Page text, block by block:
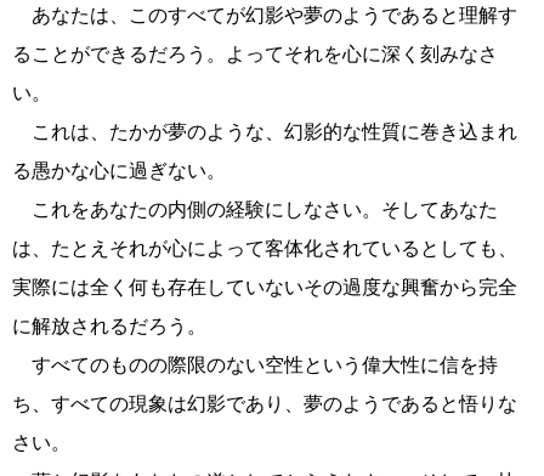
あなたは、このすべてが幻影や夢のようであると理解す
ることができるだろう。よってそれを心に深く刻みなさ
い。
これは、たかが夢のような、幻影的な性質に巻き込まれ
る愚かな心に過ぎない。
これをあなたの内側の経験にしなさい。そしてあなた
は、たとえそれが心によって客体化されているとしても、
実際には全く何も存在していないその過度な興奮から完全
に解放されるだろう。
すべてのものの際限のない空性という偉大性に信を持
ち、すべての現象は幻影であり、夢のようであると悟りな
さい。